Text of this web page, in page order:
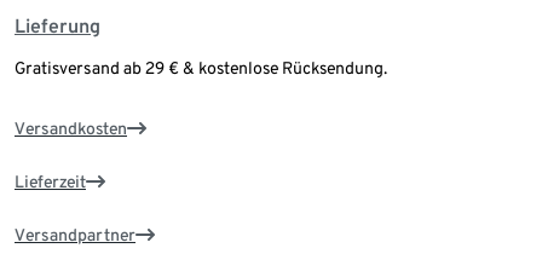
Lieferung
Gratisversand ab 29 € & kostenlose Rücksendung.
Versandkosten
Lieferzeit
Versandpartner